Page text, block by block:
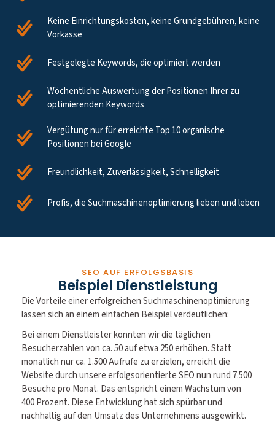
Keine Einrichtungskosten, keine Grundgebühren, keine
Vorkasse
Festgelegte Keywords, die optimiert werden
Wöchentliche Auswertung der Positionen Ihrer zu
optimierenden Keywords
Vergütung nur für erreichte Top 10 organische
Positionen bei Google
Freundlichkeit, Zuverlässigkeit, Schnelligkeit
Profis, die Suchmaschinenoptimierung lieben und leben
SEO AUF ERFOLGSBASIS
Beispiel Dienstleistung
Die Vorteile einer erfolgreichen Suchmaschinenoptimierung
lassen sich an einem einfachen Beispiel verdeutlichen:
Bei einem Dienstleister konnten wir die täglichen
Besucherzahlen von ca. 50 auf etwa 250 erhöhen. Statt
monatlich nur ca. 1.500 Aufrufe zu erzielen, erreicht die
Website durch unsere erfolgsorientierte SEO nun rund 7.500
Besuche pro Monat. Das entspricht einem Wachstum von
400 Prozent. Diese Entwicklung hat sich spürbar und
nachhaltig auf den Umsatz des Unternehmens ausgewirkt.